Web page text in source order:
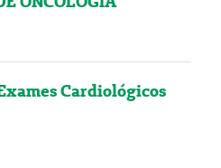
Cardiológicos